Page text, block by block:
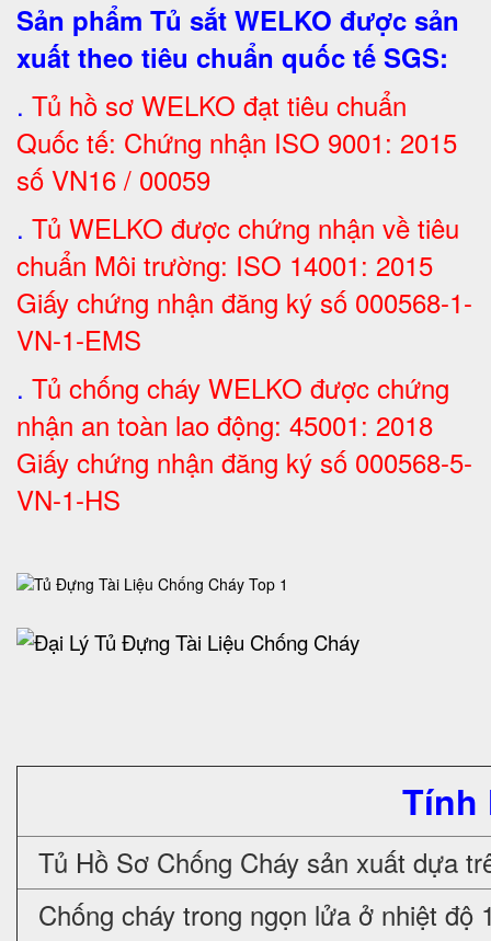
Sản phẩm Tủ sắt WELKO được sản
xuất theo tiêu chuẩn quốc tế SGS:
. Tủ hồ sơ WELKO đạt tiêu chuẩn
Quốc tế: Chứng nhận ISO 9001: 2015
số VN16 / 00059
. Tủ WELKO được chứng nhận về tiêu
chuẩn Môi trường: ISO 14001: 2015
Giấy chứng nhận đăng ký số 000568-1-
VN-1-EMS
. Tủ chống cháy WELKO được chứng
nhận an toàn lao động: 45001: 2018
Giấy chứng nhận đăng ký số 000568-5-
VN-1-HS
Tính
Tủ Hồ Sơ Chống Cháy sản xuất dựa
Chống cháy trong ngọn lửa ở nhiệt độ